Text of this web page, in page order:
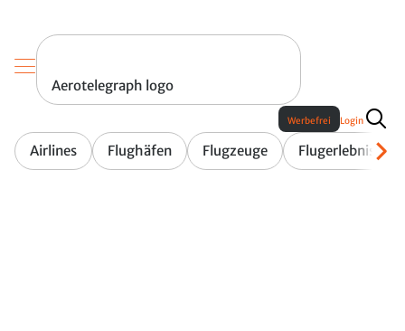
Aerotelegraph logo
Airlines Flughäfen Flugzeuge Flugerlebnis
Werbefrei Login